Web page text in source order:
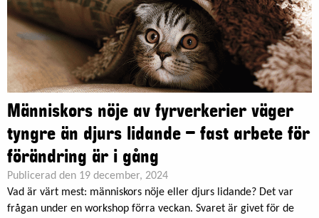
Människors nöje av fyrverkerier väger
tyngre än djurs lidande – fast arbete för
förändring är i gång
Publicerad den 19 december, 2024
Vad är värt mest: människors nöje eller djurs lidande? Det var
frågan under en workshop förra veckan. Svaret är givet för de